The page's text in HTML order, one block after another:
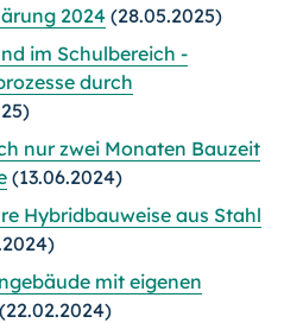
2024 (28.05.2025)
im Schulbereich -
durch
nur zwei Monaten Bauzeit
(13.06.2024)
Hybridbauweise aus Stahl
mit eigenen
(22.02.2024)